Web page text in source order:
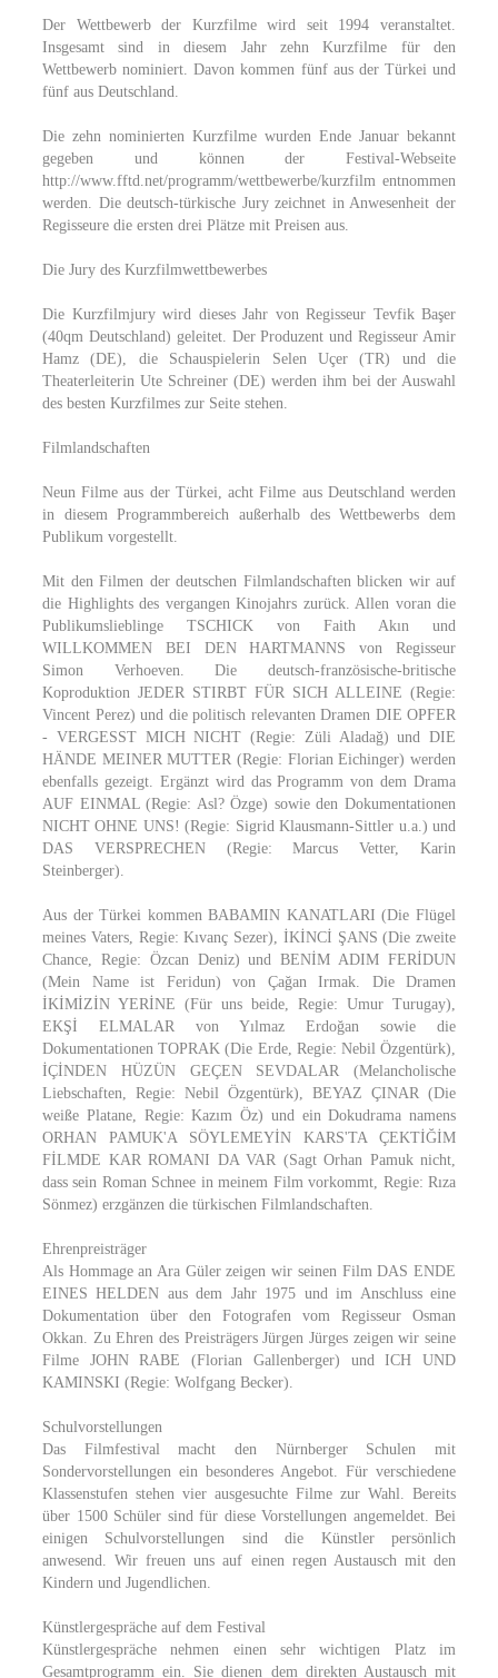
Der Wettbewerb der Kurzfilme wird seit 1994 veranstaltet.
Insgesamt sind in diesem Jahr zehn Kurzfilme für den
Wettbewerb nominiert. Davon kommen fünf aus der Türkei und
fünf aus Deutschland.
Die zehn nominierten Kurzfilme wurden Ende Januar bekannt
gegeben und können der Festival-Webseite
http://www.fftd.net/programm/wettbewerbe/kurzfilm entnommen
werden. Die deutsch-türkische Jury zeichnet in Anwesenheit der
Regisseure die ersten drei Plätze mit Preisen aus.
Die Jury des Kurzfilmwettbewerbes
Die Kurzfilmjury wird dieses Jahr von Regisseur Tevfik Başer
(40qm Deutschland) geleitet. Der Produzent und Regisseur Amir
Hamz (DE), die Schauspielerin Selen Uçer (TR) und die
Theaterleiterin Ute Schreiner (DE) werden ihm bei der Auswahl
des besten Kurzfilmes zur Seite stehen.
Filmlandschaften
Neun Filme aus der Türkei, acht Filme aus Deutschland werden
in diesem Programmbereich außerhalb des Wettbewerbs dem
Publikum vorgestellt.
Mit den Filmen der deutschen Filmlandschaften blicken wir auf
die Highlights des vergangen Kinojahrs zurück. Allen voran die
Publikumslieblinge TSCHICK von Faith Akın und
WILLKOMMEN BEI DEN HARTMANNS von Regisseur
Simon Verhoeven. Die deutsch-französische-britische
Koproduktion JEDER STIRBT FÜR SICH ALLEINE (Regie:
Vincent Perez) und die politisch relevanten Dramen DIE OPFER
- VERGESST MICH NICHT (Regie: Züli Aladağ) und DIE
HÄNDE MEINER MUTTER (Regie: Florian Eichinger) werden
ebenfalls gezeigt. Ergänzt wird das Programm von dem Drama
AUF EINMAL (Regie: Asl? Özge) sowie den Dokumentationen
NICHT OHNE UNS! (Regie: Sigrid Klausmann-Sittler u.a.) und
DAS VERSPRECHEN (Regie: Marcus Vetter, Karin
Steinberger).
Aus der Türkei kommen BABAMIN KANATLARI (Die Flügel
meines Vaters, Regie: Kıvanç Sezer), İKİNCİ ŞANS (Die zweite
Chance, Regie: Özcan Deniz) und BENİM ADIM FERİDUN
(Mein Name ist Feridun) von Çağan Irmak. Die Dramen
İKİMİZİN YERİNE (Für uns beide, Regie: Umur Turugay),
EKŞİ ELMALAR von Yılmaz Erdoğan sowie die
Dokumentationen TOPRAK (Die Erde, Regie: Nebil Özgentürk),
İÇİNDEN HÜZÜN GEÇEN SEVDALAR (Melancholische
Liebschaften, Regie: Nebil Özgentürk), BEYAZ ÇINAR (Die
weiße Platane, Regie: Kazım Öz) und ein Dokudrama namens
ORHAN PAMUK'A SÖYLEMEYİN KARS'TA ÇEKTİĞİM
FİLMDE KAR ROMANI DA VAR (Sagt Orhan Pamuk nicht,
dass sein Roman Schnee in meinem Film vorkommt, Regie: Rıza
Sönmez) erzgänzen die türkischen Filmlandschaften.
Ehrenpreisträger
Als Hommage an Ara Güler zeigen wir seinen Film DAS ENDE
EINES HELDEN aus dem Jahr 1975 und im Anschluss eine
Dokumentation über den Fotografen vom Regisseur Osman
Okkan. Zu Ehren des Preisträgers Jürgen Jürges zeigen wir seine
Filme JOHN RABE (Florian Gallenberger) und ICH UND
KAMINSKI (Regie: Wolfgang Becker).
Schulvorstellungen
Das Filmfestival macht den Nürnberger Schulen mit
Sondervorstellungen ein besonderes Angebot. Für verschiedene
Klassenstufen stehen vier ausgesuchte Filme zur Wahl. Bereits
über 1500 Schüler sind für diese Vorstellungen angemeldet. Bei
einigen Schulvorstellungen sind die Künstler persönlich
anwesend. Wir freuen uns auf einen regen Austausch mit den
Kindern und Jugendlichen.
Künstlergespräche auf dem Festival
Künstlergespräche nehmen einen sehr wichtigen Platz im
Gesamtprogramm ein. Sie dienen dem direkten Austausch mit